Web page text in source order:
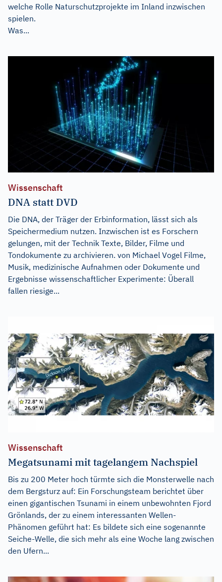
welche Rolle Naturschutzprojekte im Inland inzwischen
spielen.
Was...
Wissenschaft
DNA statt DVD
Die DNA, der Träger der Erbinformation, lässt sich als
Speichermedium nutzen. Inzwischen ist es Forschern
gelungen, mit der Technik Texte, Bilder, Filme und
Tondokumente zu archivieren. von Michael Vogel Filme,
Musik, medizinische Aufnahmen oder Dokumente und
Ergebnisse wissenschaftlicher Experimente: Überall
fallen riesige...
Wissenschaft
Megatsunami mit tagelangem Nachspiel
Bis zu 200 Meter hoch türmte sich die Monsterwelle nach
dem Bergsturz auf: Ein Forschungsteam berichtet über
einen gigantischen Tsunami in einem unbewohnten Fjord
Grönlands, der zu einem interessanten Wellen-
Phänomen geführt hat: Es bildete sich eine sogenannte
Seiche-Welle, die sich mehr als eine Woche lang zwischen
den Ufern...